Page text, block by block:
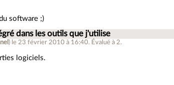
software ;)
dans les outils que j'utilise
) le 23 février 2010 à 16:40. Évalué à 2.
logiciels.